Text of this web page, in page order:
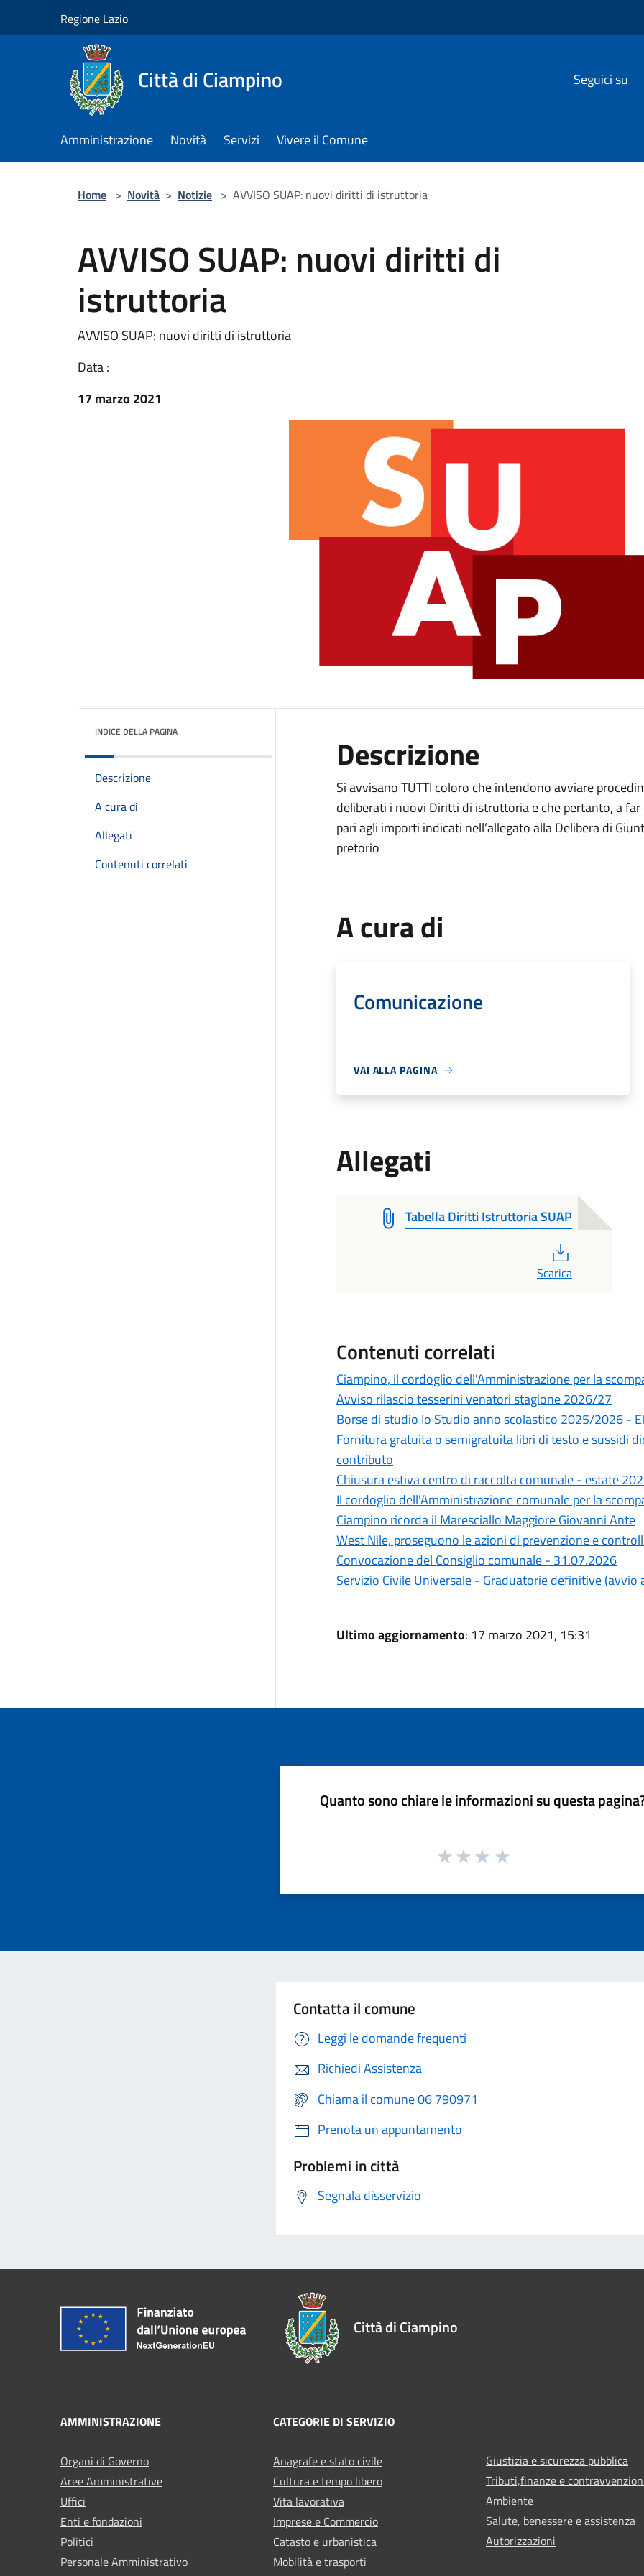
Regione Lazio
Città di Ciampino Seguici su
Amministrazione Novità Servizi Vivere il Comune
Home > Novità > Notizie > AVVISO SUAP: nuovi diritti di istruttoria
AVVISO SUAP: nuovi diritti di
istruttoria
AVVISO SUAP: nuovi diritti di istruttoria
Data :
17 marzo 2021
INDICE DELLA PAGINA
Descrizione
A cura di
Allegati
Contenuti correlati
Descrizione
Si avvisano TUTTI coloro che intendono avviare
deliberati i nuovi Diritti di istruttoria e che pertanto, a
pari agli importi indicati nell’allegato alla Delibera di
pretorio
A cura di
Comunicazione
VAI ALLA PAGINA
Allegati
Tabella Diritti Istruttoria SUAP
Scarica
Contenuti correlati
Ciampino, il cordoglio dell'Amministrazione per la
Avviso rilascio tesserini venatori stagione 2026/27
Borse di studio Io Studio anno scolastico 2025/2026 -
Fornitura gratuita o semigratuita libri di testo e sussidi
contributo
Chiusura estiva centro di raccolta comunale - estate
Il cordoglio dell'Amministrazione comunale per la
Ciampino ricorda il Maresciallo Maggiore Giovanni Ante
West Nile, proseguono le azioni di prevenzione e
Convocazione del Consiglio comunale - 31.07.2026
Servizio Civile Universale - Graduatorie definitive (avvio
Ultimo aggiornamento: 17 marzo 2021, 15:31
Quanto sono chiare le informazioni su questa
Contatta il comune
Leggi le domande frequenti
Richiedi Assistenza
Chiama il comune 06 790971
Prenota un appuntamento
Problemi in città
Segnala disservizio
Città di Ciampino
AMMINISTRAZIONE
Organi di Governo
Aree Amministrative
Uffici
Enti e fondazioni
Politici
Personale Amministrativo
CATEGORIE DI SERVIZIO
Anagrafe e stato civile
Cultura e tempo libero
Vita lavorativa
Imprese e Commercio
Catasto e urbanistica
Mobilità e trasporti
Giustizia e sicurezza pubblica
Tributi,finanze e
Ambiente
Salute, benessere e assistenza
Autorizzazioni